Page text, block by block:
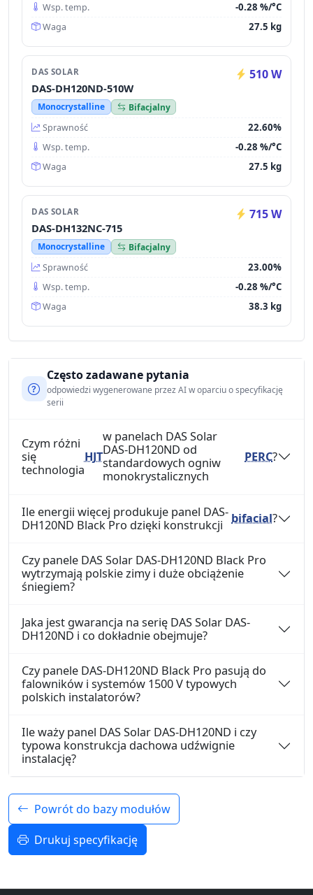
Wsp. temp. -0.28 %/°C
Waga 27.5 kg
DAS SOLAR 510 W
DAS-DH120ND-510W
Monocrystalline
Bifacjalny
Sprawność
22.60%
Wsp. temp. -0.28 %/°C
Waga 27.5 kg
DAS SOLAR 715 W
DAS-DH132NC-715
Monocrystalline
Bifacjalny
Sprawność
23.00%
Wsp. temp. -0.28 %/°C
Waga 38.3 kg
Często zadawane pytania
odpowiedzi wygenerowane przez AI w oparciu o specyfikację
serii
Czym różni
się
technologia
HJT
w panelach DAS Solar
DAS-DH120ND od
standardowych ogniw
monokrystalicznych
PERC?
Ile energii więcej produkuje panel DAS-
DH120ND Black Pro dzięki konstrukcji
bifacial?
Czy panele DAS Solar DAS-DH120ND Black Pro
wytrzymają polskie zimy i duże obciążenie
śniegiem?
Jaka jest gwarancja na serię DAS Solar DAS-
DH120ND i co dokładnie obejmuje?
Czy panele DAS-DH120ND Black Pro pasują do
falowników i systemów 1500 V typowych
polskich instalatorów?
Ile waży panel DAS Solar DAS-DH120ND i czy
typowa konstrukcja dachowa udźwignie
instalację?
Powrót do bazy modułów
Drukuj specyfikację